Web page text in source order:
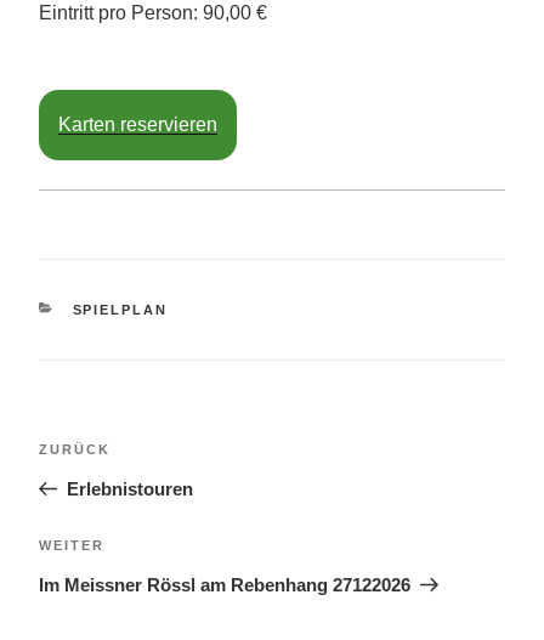
Eintritt pro Person: 90,00 €
Karten reservieren
KATEGORIEN
SPIELPLAN
Vorheriger
Beitrag
ZURÜCK
Erlebnistouren
Nächster
Beitrag
WEITER
Im Meissner Rössl am Rebenhang 27122026